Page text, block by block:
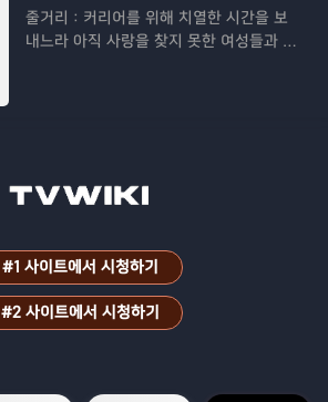
줄거리： 커리어를 위해 치열한 시간을 보
내느라 아직 사랑을 찾지 못한 여성들과 사
#1 사이트에서 시청하기
#2 사이트에서 시청하기